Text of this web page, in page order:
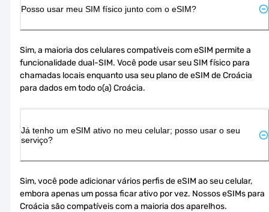
Posso usar meu SIM físico junto com o eSIM?
Sim, a maioria dos celulares compatíveis com eSIM permite a
funcionalidade dual-SIM. Você pode usar seu SIM físico para
chamadas locais enquanto usa seu plano de eSIM de Croácia
para dados em todo o(a) Croácia.
Já tenho um eSIM ativo no meu celular; posso usar o seu
serviço?
Sim, você pode adicionar vários perfis de eSIM ao seu celular,
embora apenas um possa ficar ativo por vez. Nossos eSIMs para
Croácia são compatíveis com a maioria dos aparelhos.